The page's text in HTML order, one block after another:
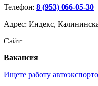
Телефон: 8 (953) 066-05-30
Адрес: Индекс,
Сайт:
Вакансия
Ищете работу